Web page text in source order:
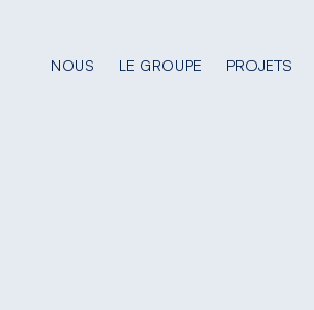
NOUS LE GROUPE PROJETS